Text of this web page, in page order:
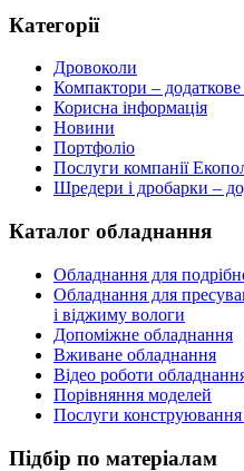
Категорії
Дровоколи
Компактори –
Корисна інформація
Новини
Портфоліо
Послуги компанії
Шредери і дробарки –
Каталог обладнання
Обладнання для
Обладнання для
і віджиму вологи
Допоміжне обладнання
Вживане обладнання
Відео роботи
Порівняння моделей
Послуги конструювання
Підбір по матеріалам